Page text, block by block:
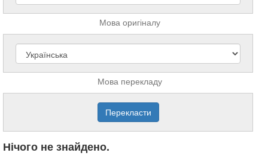
Мова оригіналу
Мова перекладу
Нічого не знайдено.